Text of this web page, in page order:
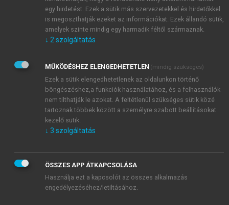
Kérek értesítést a MeRSZ újdonságairól, akcióiról.
Kérek értesítést az Akadémiai Kiadó Zrt. újdonságairól,
Adatkezelési tájékoztatóbanfoglaltakat tudomásul
veszem és elfogadom.
Általános vásárlási feltételeket, valamint a szotar.netés a
mersz.huoldalak licencszerződéseiben foglaltakat
tudomásul veszem és elfogadom.
KIPRÓBÁLOM
egy hirdetést. Ezek a sütik más szervezetekkel és hirdetőkkel
is megoszthatják ezeket az információkat. Ezek állandó sütik,
amelyek szinte mindig egy harmadik féltől származnak.
↓ 2 szolgáltatás
MŰKÖDÉSHEZ ELENGEDHETETLEN (mindig szükséges)
Ezek a sütik elengedhetetlenek az oldalunkon történő
böngészéshez,a funkciók használatához, és a felhasználók
nem tilthatják le azokat. A feltétlenül szükséges sütik közé
tartoznak többek között a személyre szabott beállításokat
kezelő sütik.
↓ 3 szolgáltatás
ÖSSZES APP ÁTKAPCSOLÁSA
Használja ezt a kapcsolót az összes alkalmazás
engedélyezéséhez/letiltásához.